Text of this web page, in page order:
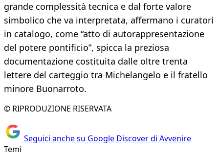
grande complessità tecnica e dal forte valore
simbolico che va interpretata, affermano i curatori
in catalogo, come “atto di autorappresentazione
del potere pontificio”, spicca la preziosa
documentazione costituita dalle oltre trenta
lettere del carteggio tra Michelangelo e il fratello
minore Buonarroto.
© RIPRODUZIONE RISERVATA
Seguici anche su Google Discover di Avvenire
Temi